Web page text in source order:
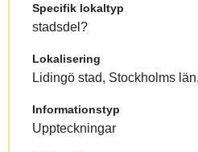
Specifik lokaltyp
stadsdel?
Lokalisering
Lidingö stad, Stockholms
Informationstyp
Uppteckningar